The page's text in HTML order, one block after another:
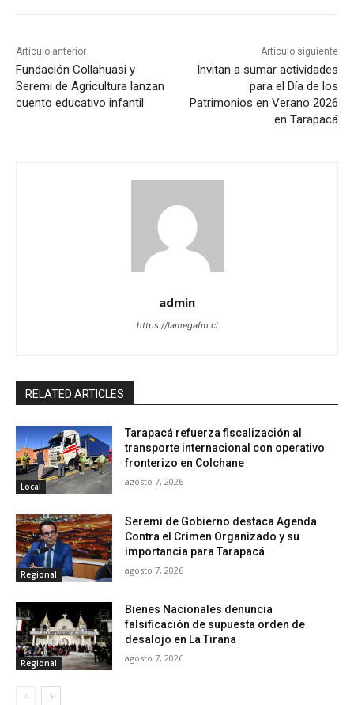
Artículo anterior
Fundación Collahuasi y
Seremi de Agricultura lanzan
cuento educativo infantil
Artículo siguiente
Invitan a sumar actividades
para el Día de los
Patrimonios en Verano 2026
en Tarapacá
admin
https://lamegafm.cl
RELATED ARTICLES
Local
Tarapacá refuerza fiscalización al
transporte internacional con operativo
fronterizo en Colchane
agosto 7, 2026
Regional
Seremi de Gobierno destaca Agenda
Contra el Crimen Organizado y su
importancia para Tarapacá
agosto 7, 2026
Regional
Bienes Nacionales denuncia
falsificación de supuesta orden de
desalojo en La Tirana
agosto 7, 2026